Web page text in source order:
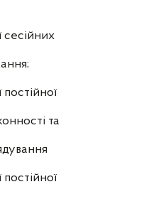
сесійних
постійної
та
постійної